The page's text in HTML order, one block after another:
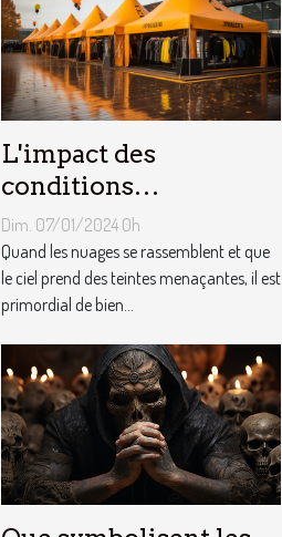
L'impact des
conditions
météorologiques sur
le choix des tentes
publicitaires
Dim. 07/01/2024 0h
Quand les nuages se rassemblent et que
le ciel prend des teintes menaçantes, il est
primordial de bien...